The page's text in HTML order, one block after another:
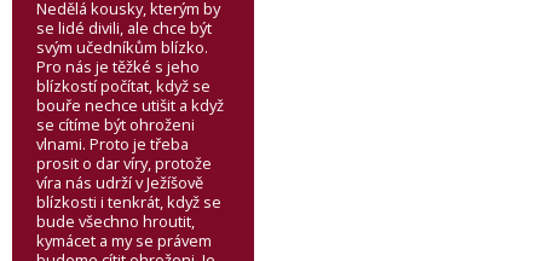
Nedělá kousky, kterým by
se lidé divili, ale chce být
svým učedníkům blízko.
Pro nás je těžké s jeho
blízkostí počítat, když se
bouře nechce utišit a když
se cítíme být ohroženi
vlnami. Proto je třeba
prosit o dar víry, protože
víra nás udrží v Ježíšově
blízkosti i tenkrát, když se
bude všechno hroutit,
kymácet a my se právem